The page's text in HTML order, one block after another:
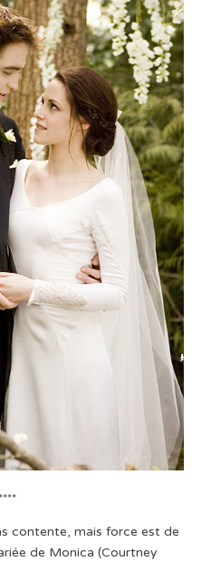
****
contente, mais force est de
de Monica (Courtney